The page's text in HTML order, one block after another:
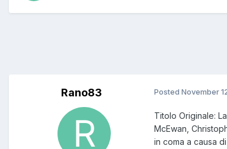
Rano83 Posted November
Titolo Originale:
McEwan,
in coma a causa